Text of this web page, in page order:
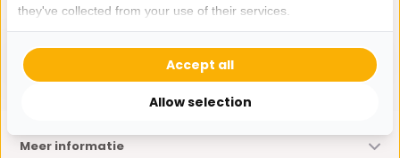
* Lees hier de wettelijke beperkingen
Meer informatie
they've collected from your use of their services.
Allow selection
Accept all